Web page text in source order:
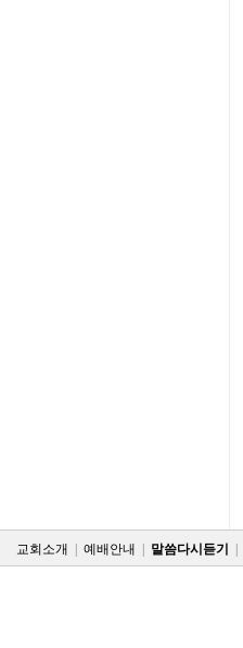
교회소개 예배안내 말씀다시듣기